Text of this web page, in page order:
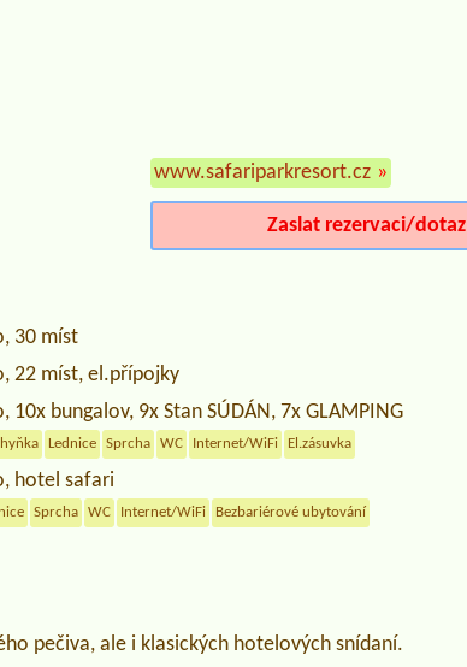
www.safariparkresort.cz »
Zaslat rezervaci/dotaz
30 míst
22 míst, el.přípojky
10x bungalov, 9x Stan SÚDÁN, 7x GLAMPING
Lednice Sprcha WC Internet/WiFi El.zásuvka
hotel safari
Sprcha WC Internet/WiFi Bezbariérové ubytování
pečiva, ale i klasických hotelových snídaní.